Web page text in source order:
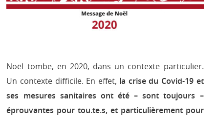
Noël tombe, en 2020, dans un contexte particulier.
Un contexte difficile. En effet, la crise du Covid-19 et
ses mesures sanitaires ont été – sont toujours –
éprouvantes pour tou.te.s, et particulièrement pour